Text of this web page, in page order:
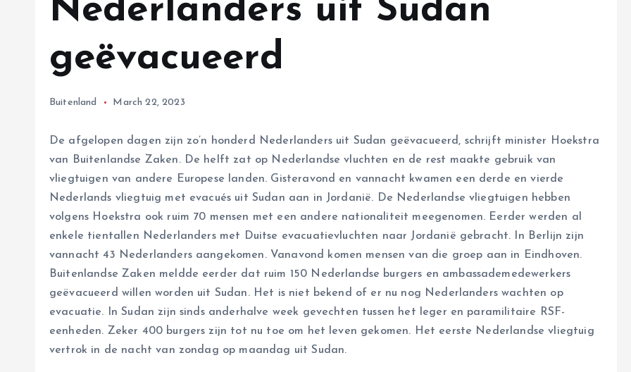
Nederlanders uit Sudan
geëvacueerd
Buitenland March 22, 2023
De afgelopen dagen zijn zo’n honderd Nederlanders uit Sudan geëvacueerd, schrijft minister Hoekstra
van Buitenlandse Zaken. De helft zat op Nederlandse vluchten en de rest maakte gebruik van
vliegtuigen van andere Europese landen. Gisteravond en vannacht kwamen een derde en vierde
Nederlands vliegtuig met evacués uit Sudan aan in Jordanië. De Nederlandse vliegtuigen hebben
volgens Hoekstra ook ruim 70 mensen met een andere nationaliteit meegenomen. Eerder werden al
enkele tientallen Nederlanders met Duitse evacuatievluchten naar Jordanië gebracht. In Berlijn zijn
vannacht 43 Nederlanders aangekomen. Vanavond komen mensen van die groep aan in Eindhoven.
Buitenlandse Zaken meldde eerder dat ruim 150 Nederlandse burgers en ambassademedewerkers
geëvacueerd willen worden uit Sudan. Het is niet bekend of er nu nog Nederlanders wachten op
evacuatie. In Sudan zijn sinds anderhalve week gevechten tussen het leger en paramilitaire RSF-
eenheden. Zeker 400 burgers zijn tot nu toe om het leven gekomen. Het eerste Nederlandse vliegtuig
vertrok in de nacht van zondag op maandag uit Sudan.